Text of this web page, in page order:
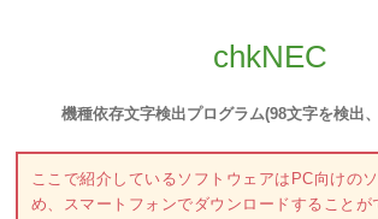
chkNEC
機種依存文字検出プログラム(98文字を検出
ここで紹介しているソフトウェアはPC向けの
め、スマートフォンでダウンロードすることが